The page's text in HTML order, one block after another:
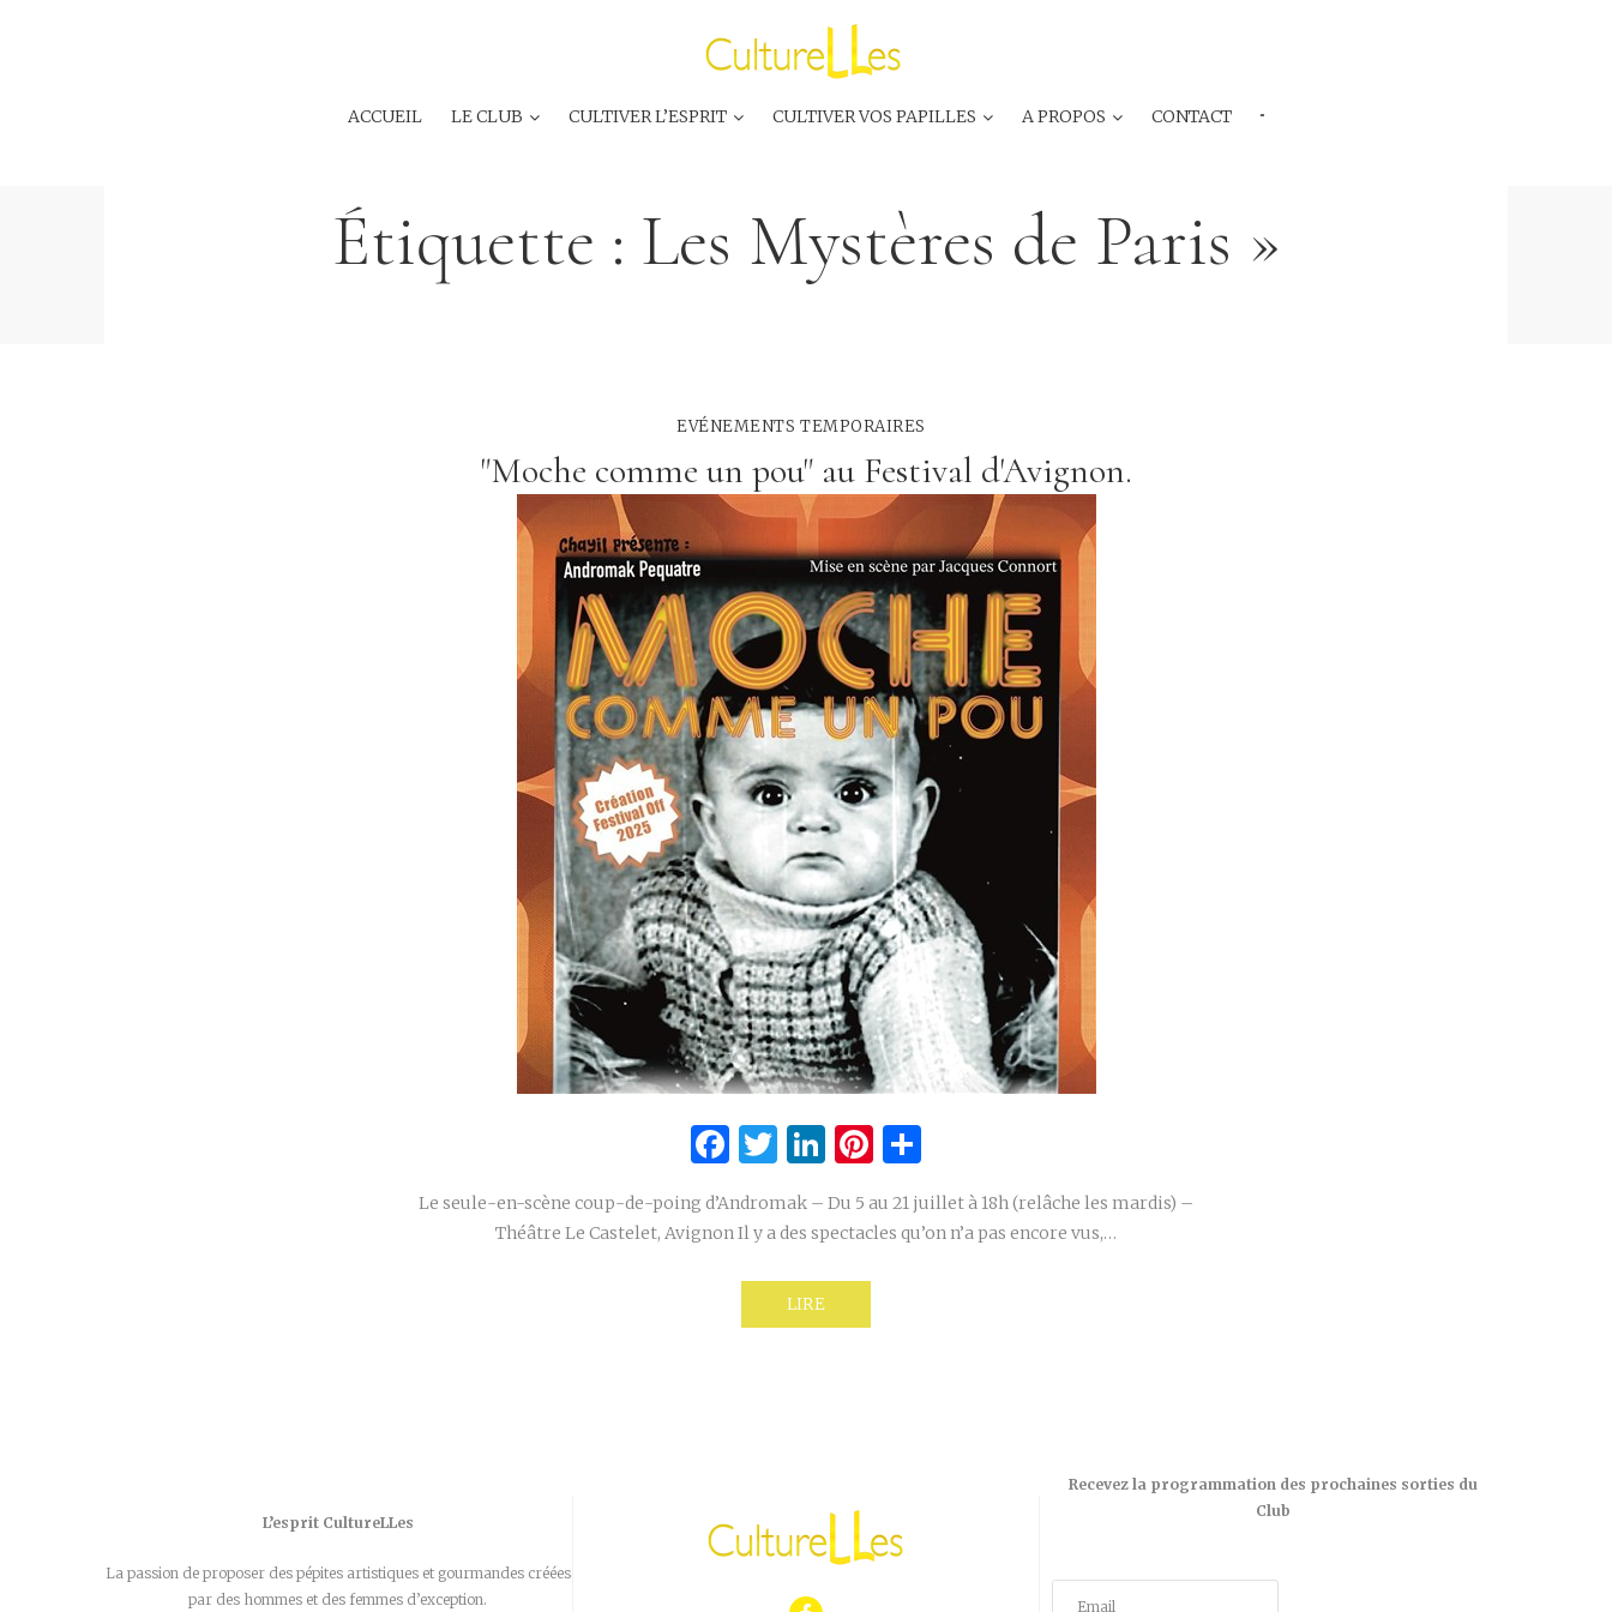
ACCUEIL LE CLUB CULTIVER L’ESPRIT CULTIVER VOS PAPILLES A PROPOS CONTACT ···
Étiquette : Les Mystères de Paris »
EVÉNEMENTS TEMPORAIRES
"Moche comme un pou" au Festival d'Avignon.
Facebook
Twitter
LinkedIn
Pinterest
Le seule-en-scène coup-de-poing d’Andromak – Du 5 au 21 juillet à 18h (relâche les mardis) –
Théâtre Le Castelet, Avignon Il y a des spectacles qu’on n’a pas encore vus,…
LIRE
L’esprit CultureLLes
La passion de proposer des pépites artistiques et gourmandes créées
par des hommes et des femmes d’exception.
Recevez la programmation des prochaines sorties du
Club